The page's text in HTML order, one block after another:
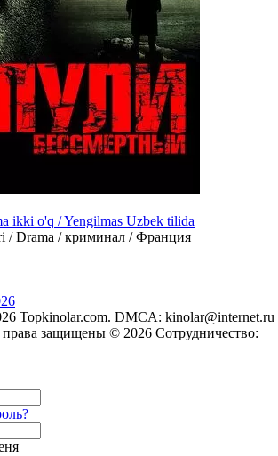
ikki o'q / Yengilmas Uzbek tilida
/ Drama / криминал / Франция
Topkinolar.com. DMCA: kinolar@internet.ru
права защищены © 2026 Сотрудничество: